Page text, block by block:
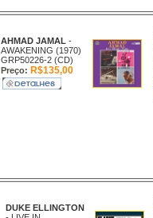
AHMAD JAMAL -
AWAKENING (1970)
GRP50226-2 (CD)
Preço: R$135,00
DUKE ELLINGTON